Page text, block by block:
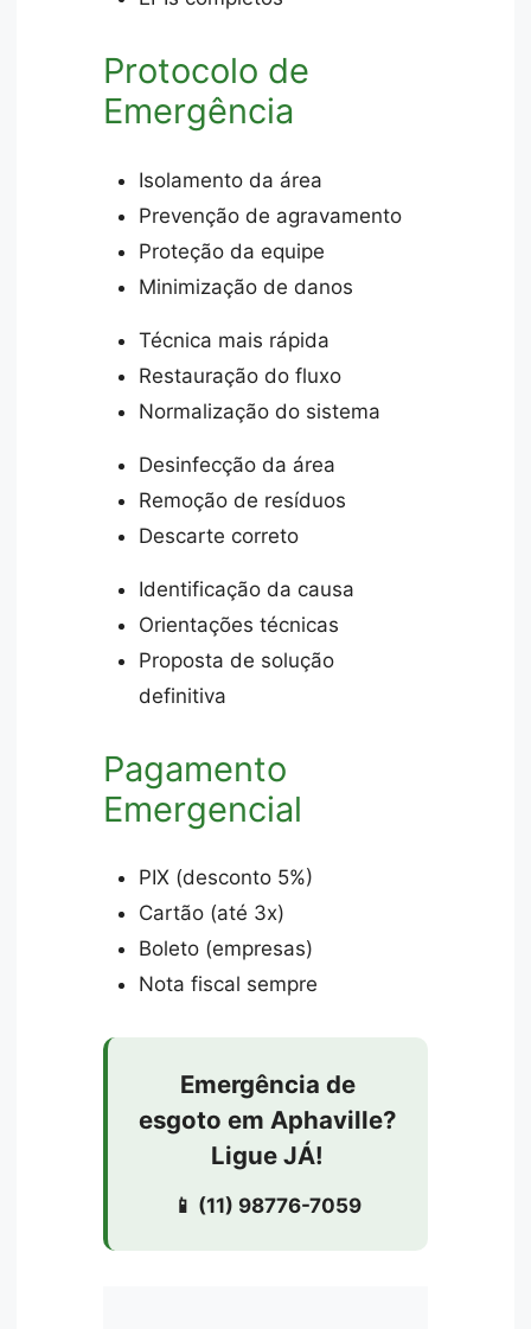
Protocolo de
Emergência
Isolamento da área
Prevenção de agravamento
Proteção da equipe
Minimização de danos
Técnica mais rápida
Restauração do fluxo
Normalização do sistema
Desinfecção da área
Remoção de resíduos
Descarte correto
Identificação da causa
Orientações técnicas
Proposta de solução
definitiva
Pagamento
Emergencial
PIX (desconto 5%)
Cartão (até 3x)
Boleto (empresas)
Nota fiscal sempre
Emergência de
esgoto em Aphaville?
Ligue JÁ!
📱 (11) 98776-7059